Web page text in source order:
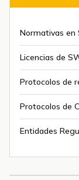
Normativas en
Licencias de
Protocolos de
Protocolos de
Entidades